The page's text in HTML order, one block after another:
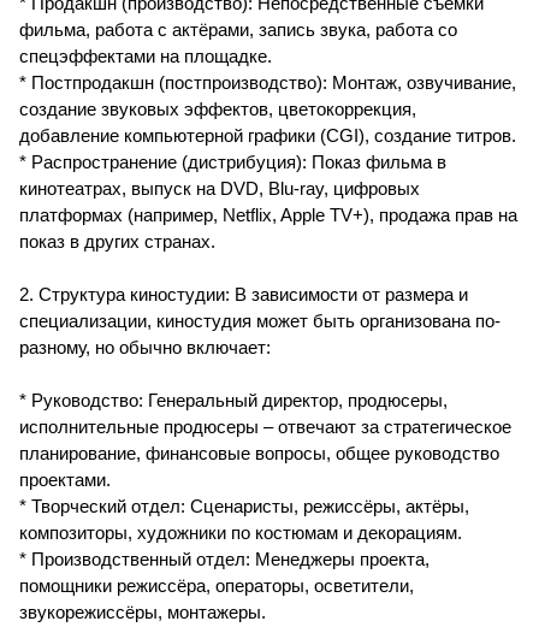
фильма, работа с актёрами, запись звука, работа со
спецэффектами на площадке.
* Постпродакшн (постпроизводство): Монтаж, озвучивание,
создание звуковых эффектов, цветокоррекция,
добавление компьютерной графики (CGI), создание титров.
* Распространение (дистрибуция): Показ фильма в
кинотеатрах, выпуск на DVD, Blu-ray, цифровых
платформах (например, Netflix, Apple TV+), продажа прав на
показ в других странах.
2. Структура киностудии: В зависимости от размера и
специализации, киностудия может быть организована по-
разному, но обычно включает:
* Руководство: Генеральный директор, продюсеры,
исполнительные продюсеры – отвечают за стратегическое
планирование, финансовые вопросы, общее руководство
проектами.
* Творческий отдел: Сценаристы, режиссёры, актёры,
композиторы, художники по костюмам и декорациям.
* Производственный отдел: Менеджеры проекта,
помощники режиссёра, операторы, осветители,
звукорежиссёры, монтажеры.